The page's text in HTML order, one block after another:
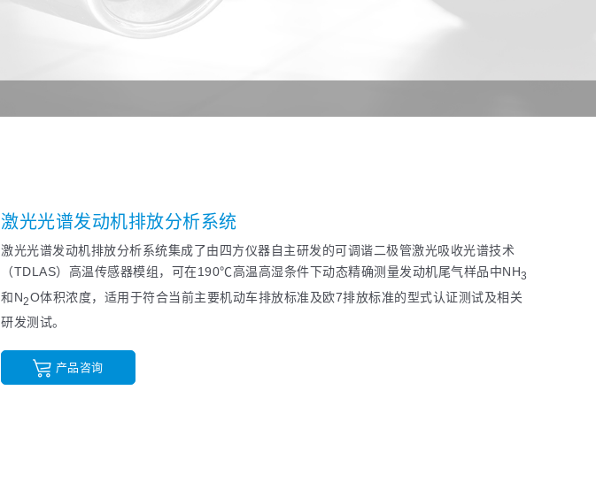
激光光谱发动机排放分析系统
激光光谱发动机排放分析系统集成了由四方仪器自主研发的可调谐二极管激光吸收光谱技术
（TDLAS）高温传感器模组，可在190℃高温高湿条件下动态精确测量发动机尾气样品中NH3
和N2O体积浓度，适用于符合当前主要机动车排放标准及欧7排放标准的型式认证测试及相关
研发测试。
产品咨询